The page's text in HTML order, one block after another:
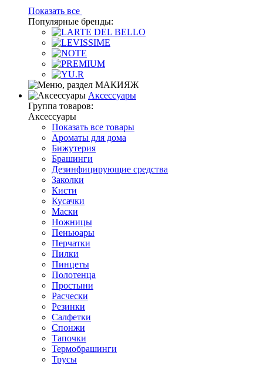
Показать все
Популярные бренды:
Аксессуары
Группа товаров:
Аксессуары
Показать все товары
Ароматы для дома
Бижутерия
Брашинги
Дезинфицирующие средства
Заколки
Кисти
Кусачки
Маски
Ножницы
Пеньюары
Перчатки
Пилки
Пинцеты
Полотенца
Простыни
Расчески
Резинки
Салфетки
Спонжи
Тапочки
Термобрашинги
Трусы